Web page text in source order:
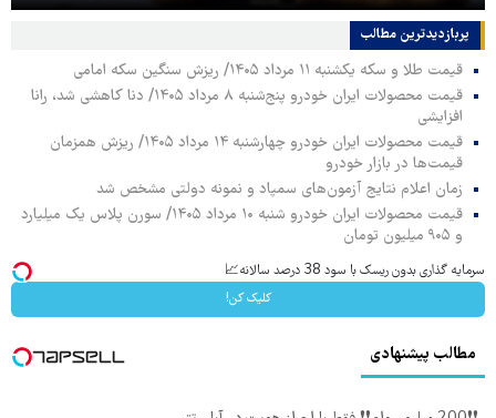
پربازدیدترین‌ مطالب
قیمت طلا و سکه یکشنبه ۱۱ مرداد ۱۴۰۵/ ریزش سنگین سکه امامی
قیمت محصولات ایران خودرو پنج‌شنبه ۸ مرداد ۱۴۰۵/ دنا کاهشی شد، رانا
افزایشی
قیمت محصولات ایران خودرو چهارشنبه ۱۴ مرداد ۱۴۰۵/ ریزش همزمان
قیمت‌ها در بازار خودرو
زمان اعلام نتایج آزمون‌های سمپاد و نمونه دولتی مشخص شد
قیمت محصولات ایران خودرو شنبه ۱۰ مرداد ۱۴۰۵/ سورن پلاس یک میلیارد
و ۹۰۵ میلیون تومان
سرمایه گذاری بدون ریسک با سود 38 درصد سالانه📈
کلیک کن!
مطالب پیشنهادی